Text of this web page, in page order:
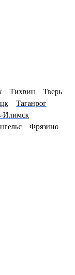
Тихвин
Тверь
Таганрог
Илимск
Фрязино